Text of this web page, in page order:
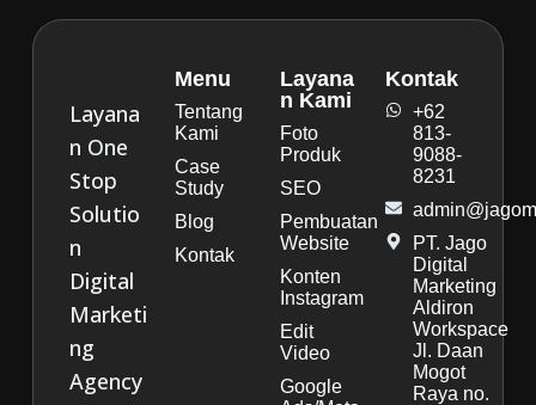
Layana
n One
Stop
Solutio
n
Digital
Marketi
ng
Agency
Menu
Tentang
Kami
Case
Study
Blog
Kontak
Layana
n Kami
Foto
Produk
SEO
Pembuatan
Website
Konten
Instagram
Edit
Video
Google
Kontak
+62
813-
9088-
8231
PT. Jago
Digital
Marketing
Aldiron
Workspace
Jl. Daan
Mogot
Raya no.